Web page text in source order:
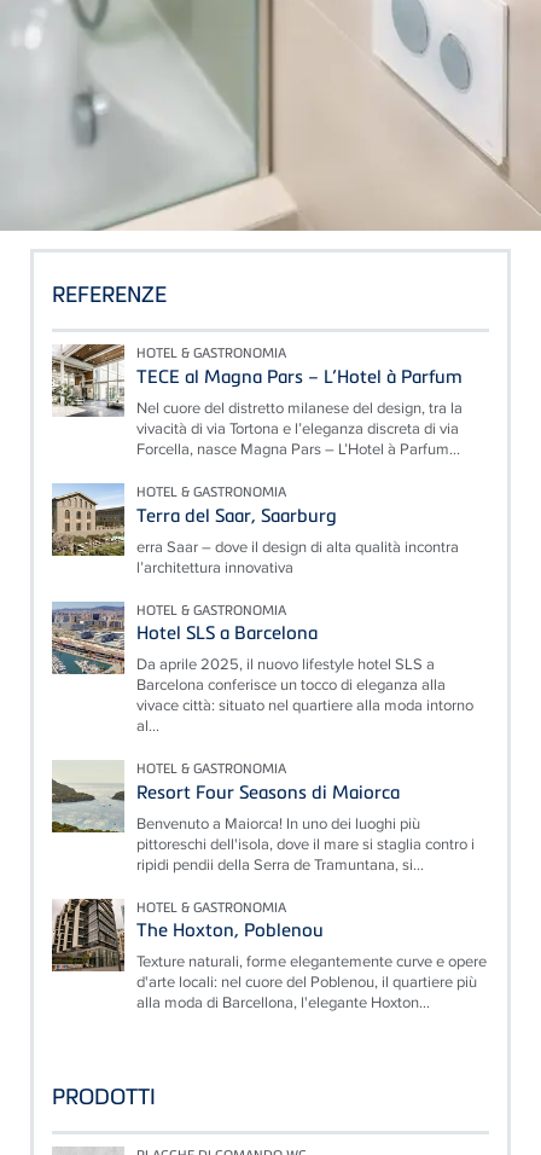
REFERENZE
HOTEL & GASTRONOMIA
TECE al Magna Pars – L’Hotel à Parfum
Nel cuore del distretto milanese del design, tra la
vivacità di via Tortona e l’eleganza discreta di via
Forcella, nasce Magna Pars – L’Hotel à Parfum...
HOTEL & GASTRONOMIA
Terra del Saar, Saarburg
erra Saar – dove il design di alta qualità incontra
l’architettura innovativa
HOTEL & GASTRONOMIA
Hotel SLS a Barcelona
Da aprile 2025, il nuovo lifestyle hotel SLS a
Barcelona conferisce un tocco di eleganza alla
vivace città: situato nel quartiere alla moda intorno
al...
HOTEL & GASTRONOMIA
Resort Four Seasons di Maiorca
Benvenuto a Maiorca! In uno dei luoghi più
pittoreschi dell'isola, dove il mare si staglia contro i
ripidi pendii della Serra de Tramuntana, si...
HOTEL & GASTRONOMIA
The Hoxton, Poblenou
Texture naturali, forme elegantemente curve e opere
d'arte locali: nel cuore del Poblenou, il quartiere più
alla moda di Barcellona, l'elegante Hoxton...
PRODOTTI